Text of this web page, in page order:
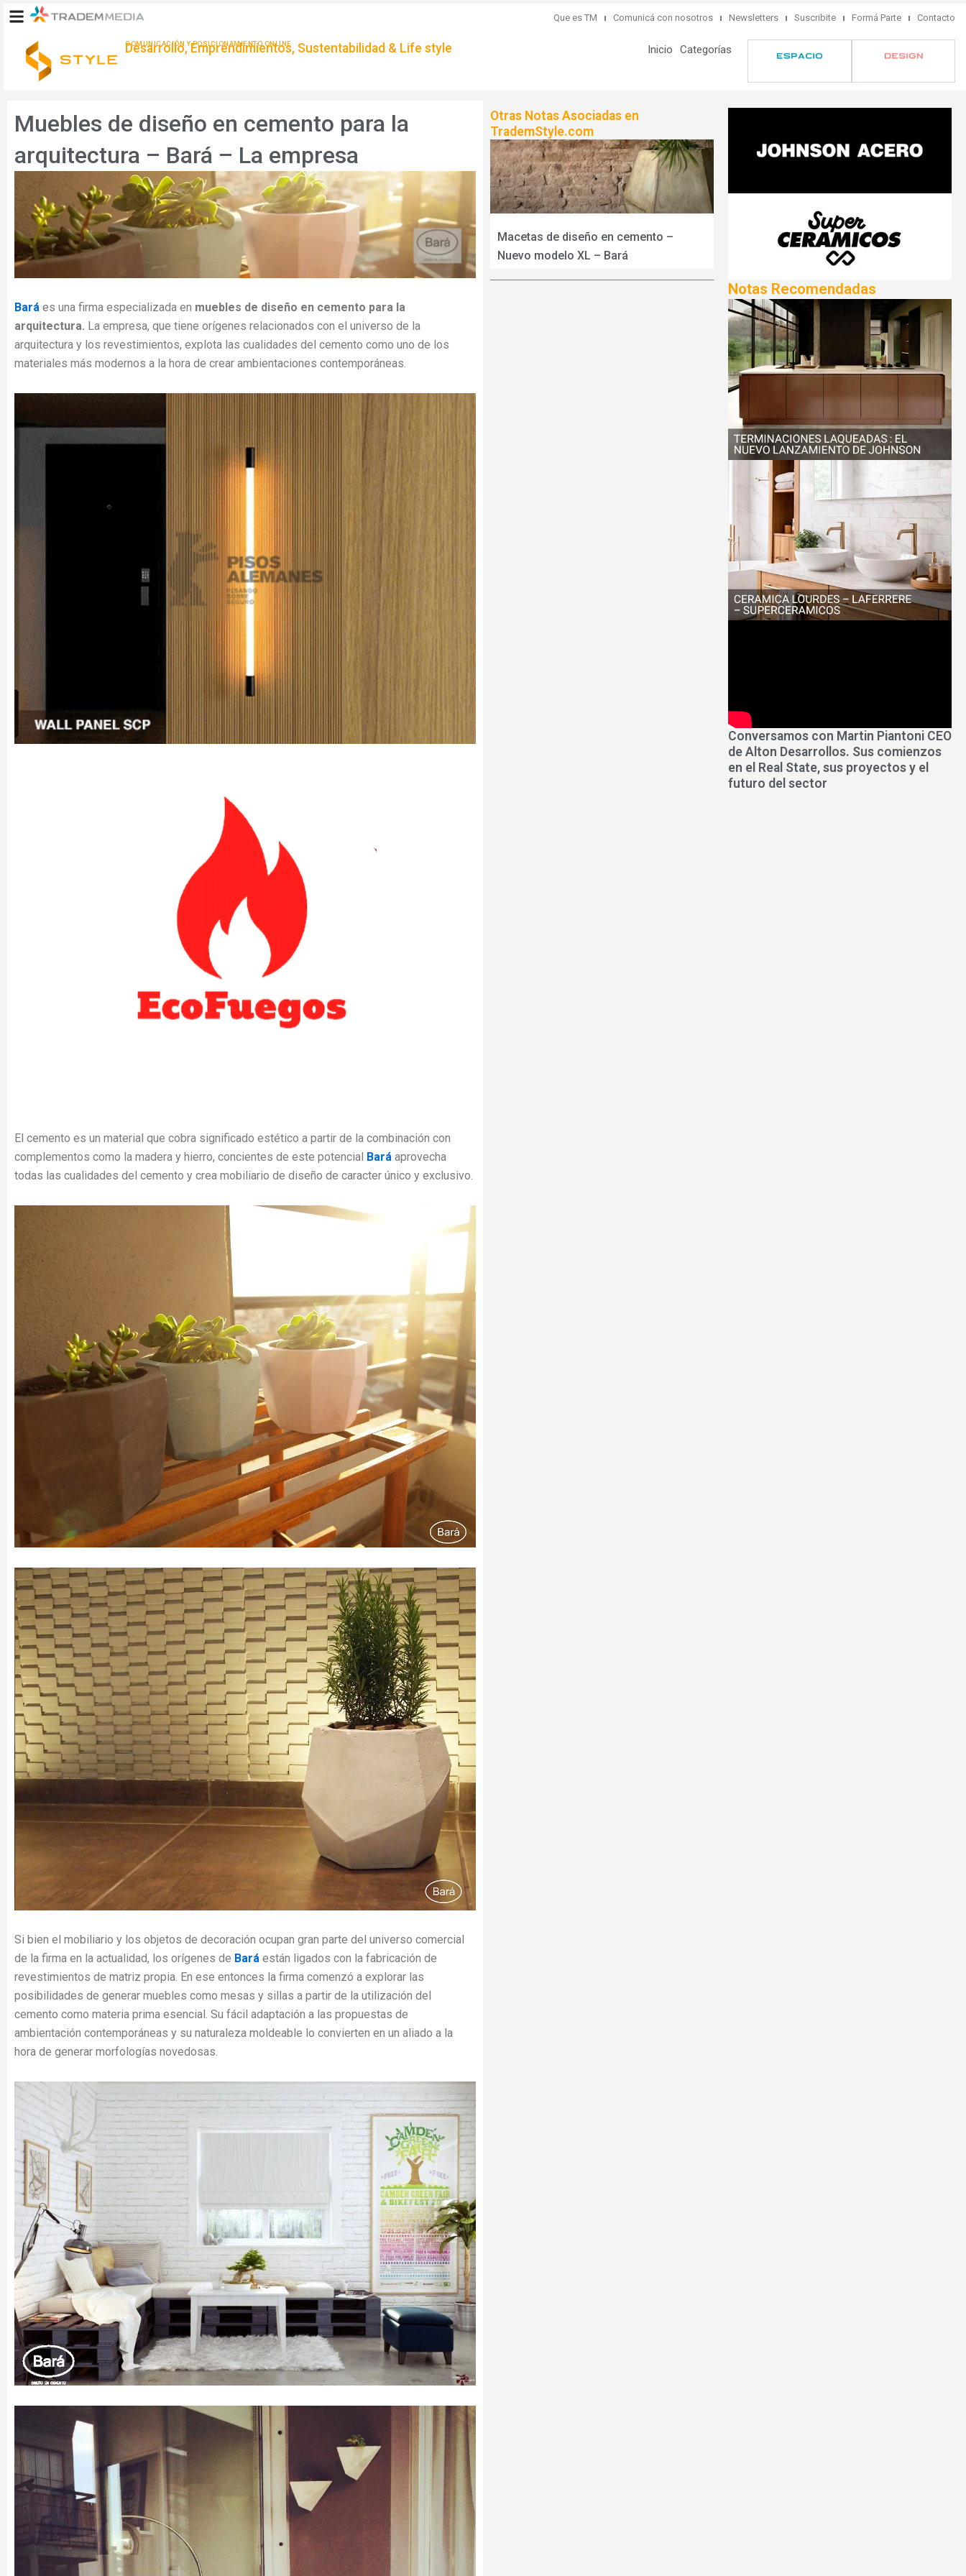
contenido
Que es TM Comunicá con nosotros Newsletters Suscribite Formá Parte Contacto
COMUNICACIÓN Y POSICIONAMIENTO ONLINE
Desarrollo, Emprendimientos, Sustentabilidad & Life style Inicio Categorías
Muebles de diseño en cemento para la
arquitectura – Bará – La empresa
Bará es una firma especializada en muebles de diseño en cemento para la
arquitectura. La empresa, que tiene orígenes relacionados con el universo de la
arquitectura y los revestimientos, explota las cualidades del cemento como uno de los
materiales más modernos a la hora de crear ambientaciones contemporáneas.
El cemento es un material que cobra significado estético a partir de la combinación con
complementos como la madera y hierro, concientes de este potencial Bará aprovecha
todas las cualidades del cemento y crea mobiliario de diseño de caracter único y exclusivo.
Si bien el mobiliario y los objetos de decoración ocupan gran parte del universo comercial
de la firma en la actualidad, los orígenes de Bará están ligados con la fabricación de
revestimientos de matriz propia. En ese entonces la firma comenzó a explorar las
posibilidades de generar muebles como mesas y sillas a partir de la utilización del
cemento como materia prima esencial. Su fácil adaptación a las propuestas de
ambientación contemporáneas y su naturaleza moldeable lo convierten en un aliado a la
hora de generar morfologías novedosas.
Otras Notas Asociadas en
TrademStyle.com
Macetas de diseño en cemento –
Nuevo modelo XL – Bará
Notas Recomendadas
Conversamos con Martin Piantoni CEO
de Alton Desarrollos. Sus comienzos
en el Real State, sus proyectos y el
futuro del sector